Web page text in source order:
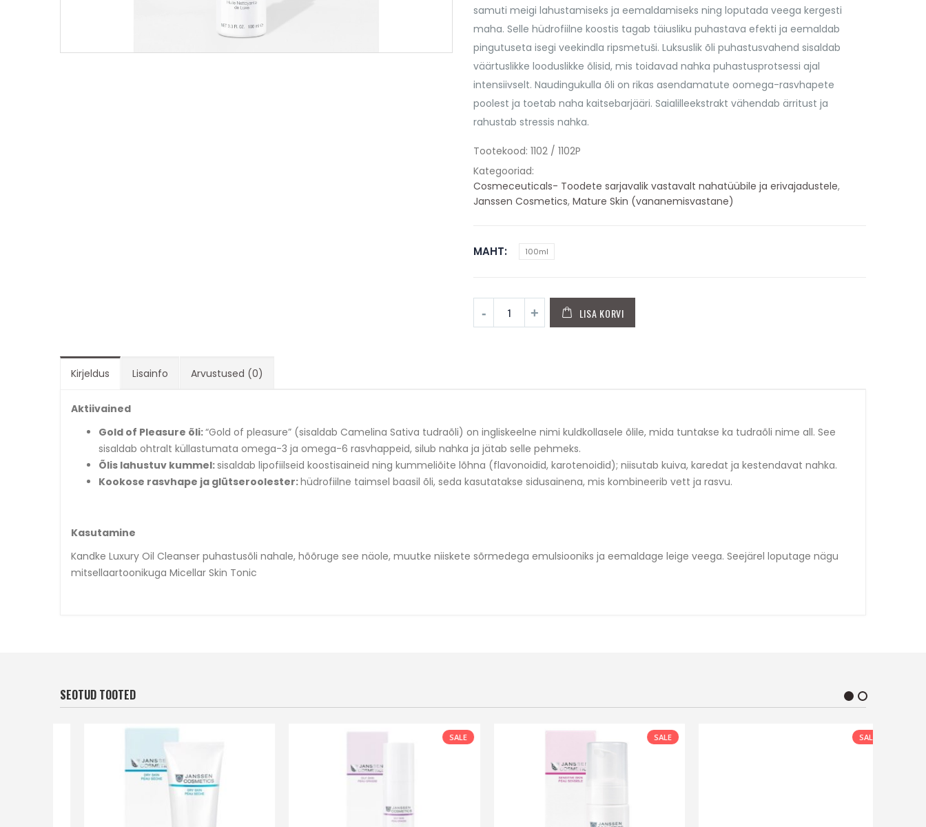
samuti meigi lahustamiseks ja eemaldamiseks ning loputada veega kergesti
maha. Selle hüdrofiilne koostis tagab täiusliku puhastava efekti ja eemaldab
pingutuseta isegi veekindla ripsmetuši. Luksuslik õli puhastusvahend sisaldab
väärtuslikke looduslikke õlisid, mis toidavad nahka puhastusprotsessi ajal
intensiivselt. Naudingukulla õli on rikas asendamatute oomega-rasvhapete
poolest ja toetab naha kaitsebarjääri. Saialilleekstrakt vähendab ärritust ja
rahustab stressis nahka.
Tootekood: 1102 / 1102P
Kategooriad:
Cosmeceuticals- Toodete sarjavalik vastavalt nahatüübile ja erivajadustele,
Janssen Cosmetics, Mature Skin (vananemisvastane)
MAHT 100ml
LISA KORVI
Kirjeldus Lisainfo Arvustused (0)
Aktiivained
Gold of Pleasure õli:“Gold of pleasure” (sisaldab Camelina Sativa tudraõli) on ingliskeelne nimi kuldkollasele õlile, mida tuntakse ka tudraõli nime all. See
sisaldab ohtralt küllastumata omega-3 ja omega-6 rasvhappeid, silub nahka ja jätab selle pehmeks.
Õlis lahustuv kummel:sisaldab lipofiilseid koostisaineid ning kummeliõite lõhna (flavonoidid, karotenoidid); niisutab kuiva, karedat ja kestendavat nahka.
Kookose rasvhape ja glütseroolester:hüdrofiilne taimsel baasil õli, seda kasutatakse sidusainena, mis kombineerib vett ja rasvu.
Kasutamine
Kandke Luxury Oil Cleanser puhastusõli nahale, hõõruge see näole, muutke niiskete sõrmedega emulsiooniks ja eemaldage leige veega. Seejärel loputage nägu
mitsellaartoonikuga Micellar Skin Tonic
SEOTUD TOOTED
SALE SALE SALE